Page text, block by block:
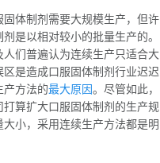
固体制剂需要大规模生产，但许
是以相对较小的批量生产的。
人们普遍认为连续生产只适合大
区是造成口服固体制剂行业迟迟
产方法的最大原因。尽管如此，
打算扩大口服固体制剂的生产规
大小，采用连续生产方法都是明